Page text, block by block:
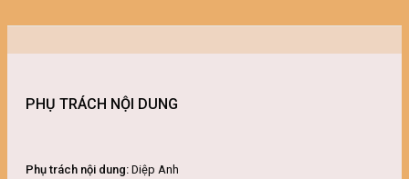
PHỤ TRÁCH NỘI DUNG
Phụ trách nội dung: Diệp Anh